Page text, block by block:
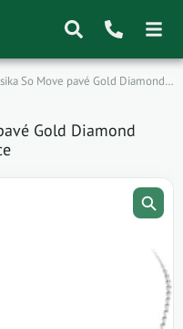
So Move pavé Gold Diamond…
Gold Diamond